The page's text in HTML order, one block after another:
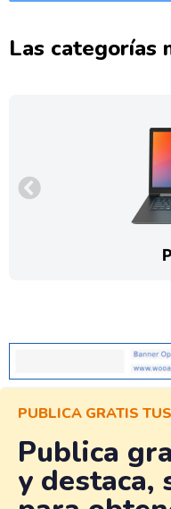
Las categorías
PUBLICA GRATIS
Publica
y destaca,